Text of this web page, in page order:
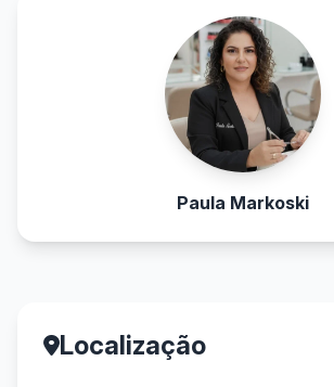
Paula Markoski
Localização